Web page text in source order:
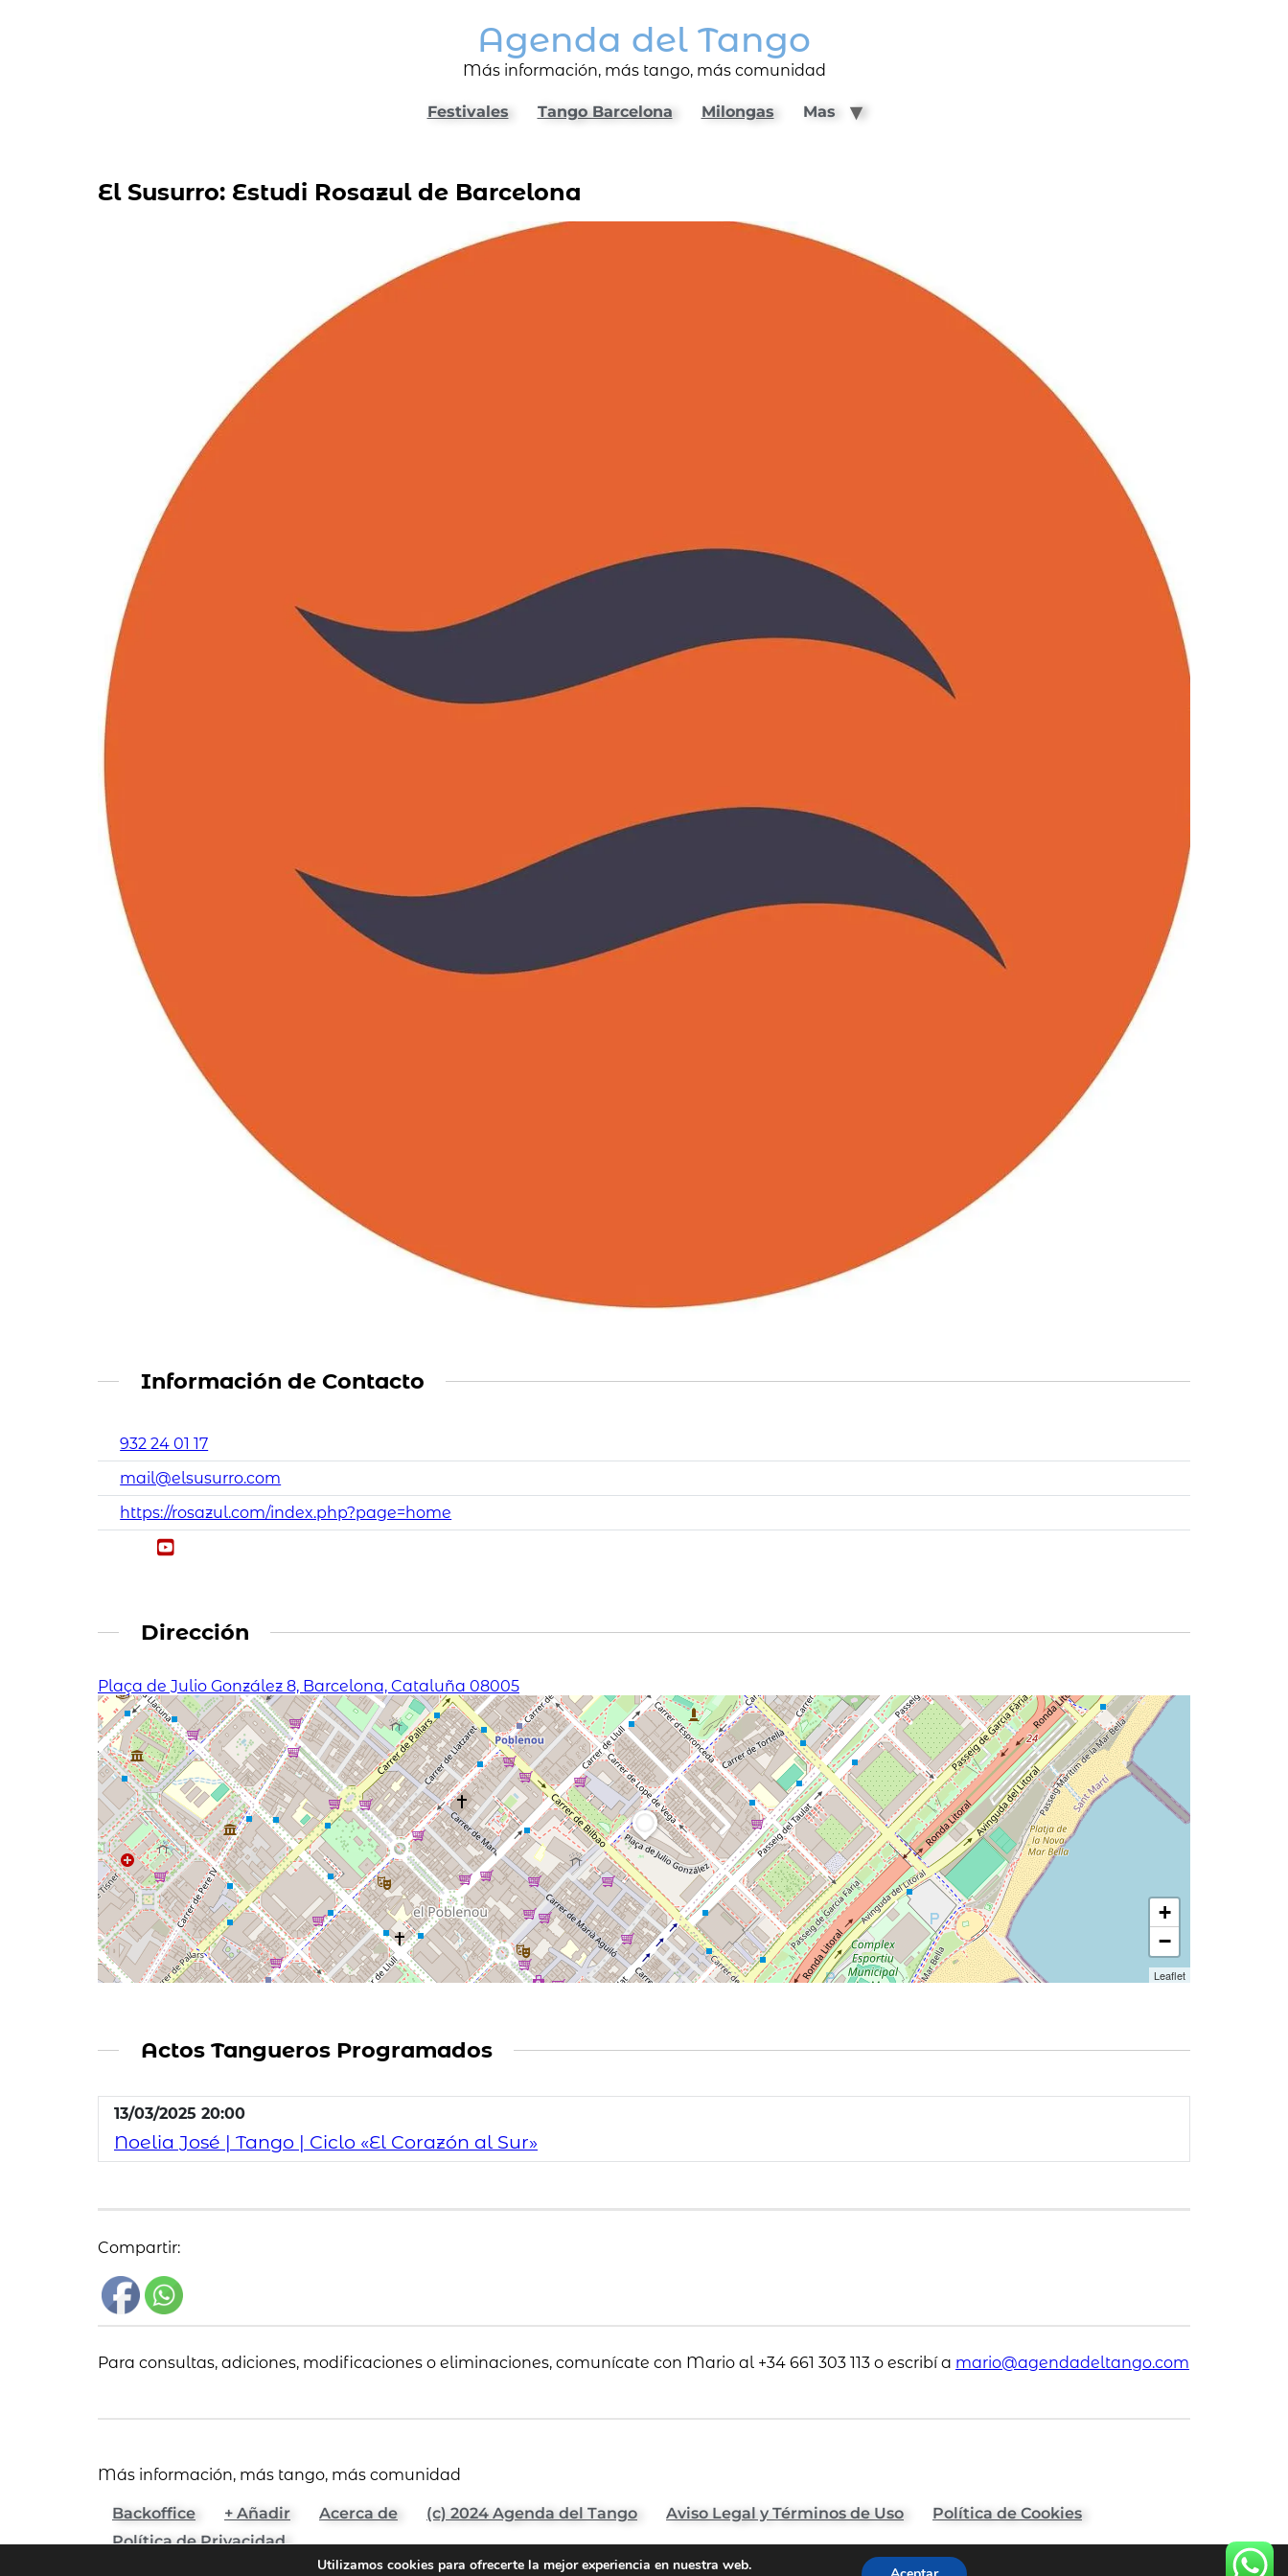
Agenda del Tango
Más información, más tango, más comunidad
Festivales Tango Barcelona Milongas Mas
El Susurro: Estudi Rosazul de Barcelona
Información de Contacto
932 24 01 17
mail@elsusurro.com
https://rosazul.com/index.php?page=home
Dirección
Plaça de Julio González 8, Barcelona, Cataluña 08005
+
−
Leaflet
Actos Tangueros Programados
13/03/2025 20:00
Noelia José | Tango | Ciclo «El Corazón al Sur»
Compartir:
Para consultas, adiciones, modificaciones o eliminaciones, comunícate con Mario al +34 661 303 113 o escribí a mario@agendadeltango.com
Más información, más tango, más comunidad
Backoffice + Añadir Acerca de (c) 2024 Agenda del Tango Aviso Legal y Términos de Uso
Política de Cookies
Política de Privacidad
Utilizamos cookies para ofrecerte la mejor experiencia en nuestra web.